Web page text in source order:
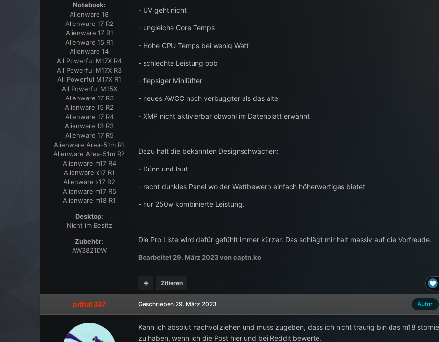
Notebook:
Alienware 18
Alienware 17 R2
Alienware 17 R1
Alienware 15 R1
Alienware 14
All Powerful M17X R4
All Powerful M17X R3
All Powerful M17X R1
All Powerful M15X
Alienware 17 R3
Alienware 15 R2
Alienware 17 R4
Alienware 13 R3
Alienware 17 R5
Alienware Area-51m R1
Alienware Area-51m R2
Alienware m17 R4
Alienware x17 R1
Alienware x17 R2
Alienware m17 R5
Alienware m18 R1
Desktop:
Nicht im Besitz
Zubehör:
AW3821DW
- UV geht nicht
- ungleiche Core Temps
- Hohe CPU Temps bei wenig Watt
- schlechte Leistung oob
- fiepsiger Minilüfter
- neues AWCC noch verbuggter als das alte
- XMP nicht aktivierbar obwohl im Datenblatt erwähnt
Dazu halt die bekannten Designschwächen:
- Dünn und laut
- recht dunkles Panel wo der Wettbewerb einfach höherwertiges bietet
- nur 250w kombinierte Leistung.
Die Pro Liste wird dafür gefühlt immer kürzer. Das schlägt mir halt massiv auf die Vorfreude.
Bearbeitet 29. März 2023 von captn.ko
Zitieren
pitha1337 Autor
Geschrieben 29. März 2023
Kann ich absolut nachvollziehen und muss zugeben, dass ich nicht traurig bin das m18
zu haben, wenn ich die Post hier und bei Reddit bewerte.